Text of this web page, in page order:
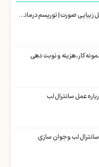
سفر درمانی به شیراز برای عمل زیبایی صورت | توریسم درمانی زیبایی شیراز
کار، هزینه و نوبت دهی
عمل سانترال لب
سانترال لب و جوان سازی